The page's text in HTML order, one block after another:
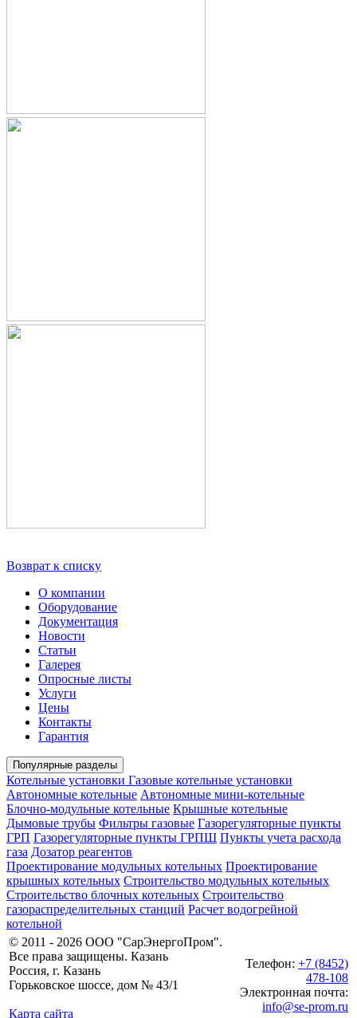
Возврат к списку
О компании
Оборудование
Документация
Новости
Статьи
Галерея
Опросные листы
Услуги
Цены
Контакты
Гарантия
Популярные разделы
Котельные установки Газовые котельные установки
Автономные котельные Автономные мини-котельные
Блочно-модульные котельные Крышные котельные
Дымовые трубы Фильтры газовые Газорегуляторные пункты
ГРП Газорегуляторные пункты ГРПШ Пункты учета расхода
газа Дозатор реагентов
Проектирование модульных котельных Проектирование
крышных котельных Строительство модульных котельных
Строительство блочных котельных Строительство
газораспределительных станций Расчет водогрейной
котельной
© 2011 - 2026 ООО "СарЭнергоПром".
Все права защищены. Казань
Россия, г. Казань
Горьковское шоссе, дом № 43/1
Карта сайта
Телефон: +7 (8452)
478-108
Электронная почта:
info@se-prom.ru